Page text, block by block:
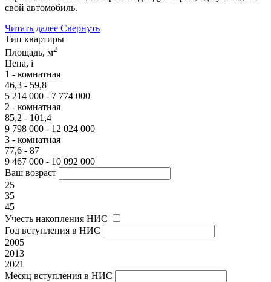
свой автомобиль.
Читать далее Свернуть
Тип квартиры
Площадь, м2
Цена, i
1 - комнатная
46,3 - 59,8
5 214 000 - 7 774 000
2 - комнатная
85,2 - 101,4
9 798 000 - 12 024 000
3 - комнатная
77,6 - 87
9 467 000 - 10 092 000
Ваш возраст
25
35
45
Учесть накопления НИС
Год вступления в НИС
2005
2013
2021
Месяц вступления в НИС